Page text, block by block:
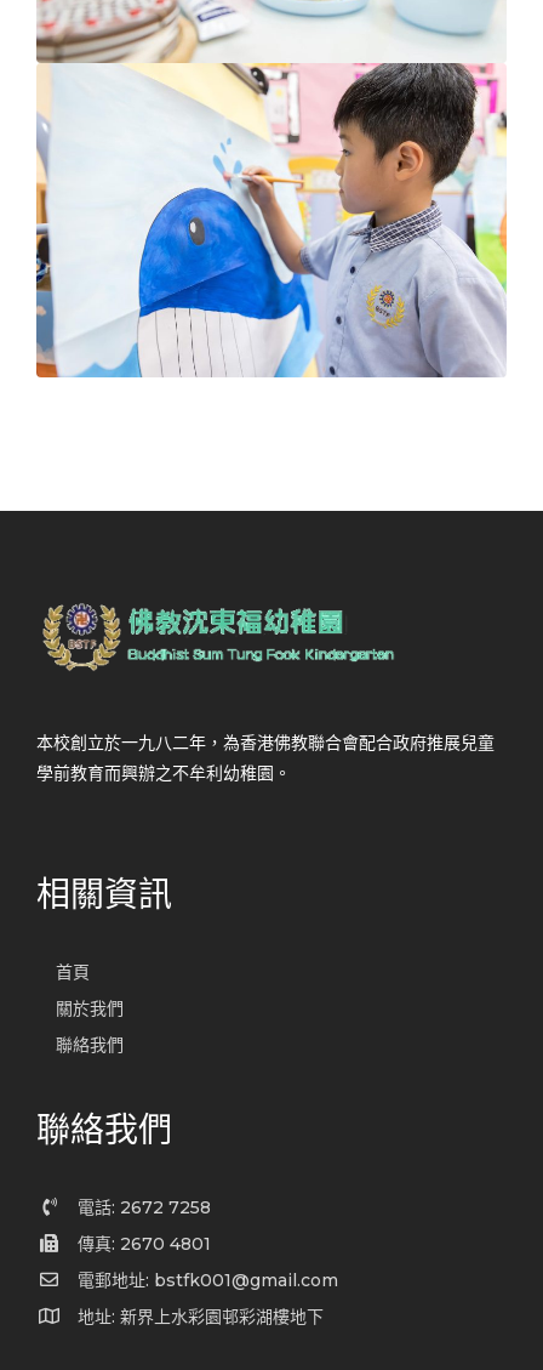
本校創立於一九八二年，為香港佛教聯合會配合政府推展兒童
學前教育而興辦之不牟利幼稚園。
相關資訊
首頁
關於我們
聯絡我們
聯絡我們
電話: 2672 7258
傳真: 2670 4801
電郵地址: bstfk001@gmail.com
地址: 新界上水彩園邨彩湖樓地下